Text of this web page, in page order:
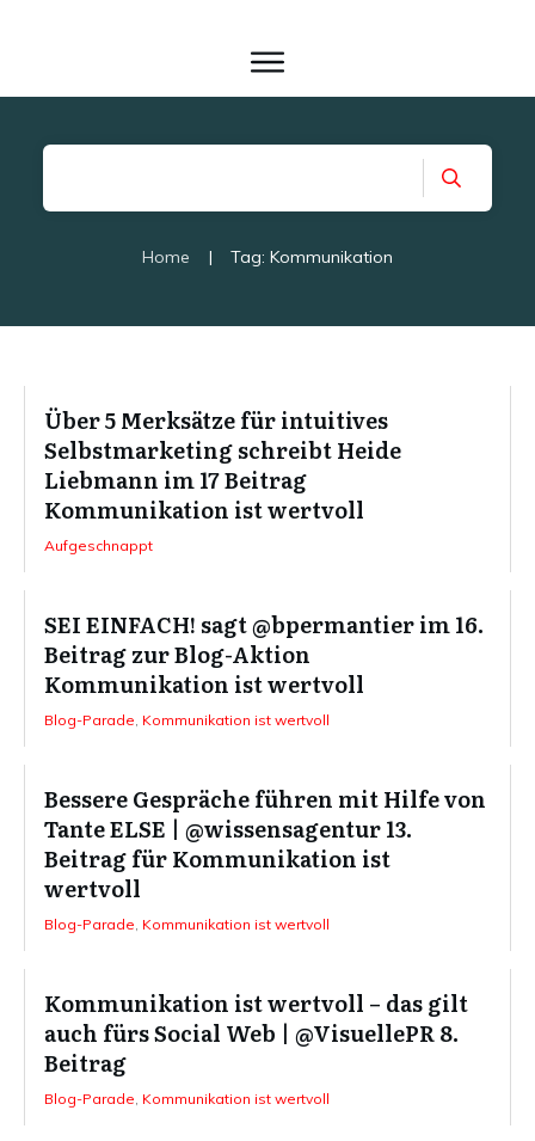
Home | Tag: Kommunikation
Über 5 Merksätze für intuitives
Selbstmarketing schreibt Heide
Liebmann im 17 Beitrag
Kommunikation ist wertvoll
Aufgeschnappt
SEI EINFACH! sagt @bpermantier im 16.
Beitrag zur Blog-Aktion
Kommunikation ist wertvoll
Blog-Parade Kommunikation ist wertvoll
Bessere Gespräche führen mit Hilfe von
Tante ELSE | @wissensagentur 13.
Beitrag für Kommunikation ist
wertvoll
Blog-Parade Kommunikation ist wertvoll
Kommunikation ist wertvoll – das gilt
auch fürs Social Web | @VisuellePR 8.
Beitrag
Blog-Parade Kommunikation ist wertvoll